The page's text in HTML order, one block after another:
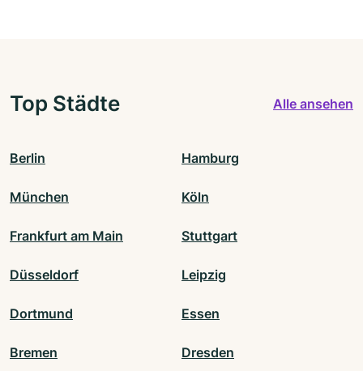
Top Städte Alle ansehen
Berlin Hamburg
München Köln
Frankfurt am Main Stuttgart
Düsseldorf Leipzig
Dortmund Essen
Bremen Dresden